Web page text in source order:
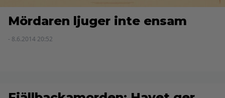
Mördaren ljuger inte ensam
- 8.6.2014 20:52